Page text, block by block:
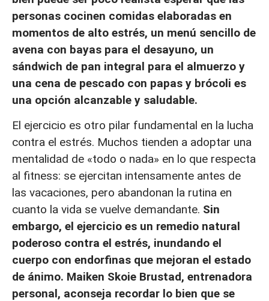
personas cocinen comidas elaboradas en
momentos de alto estrés, un menú sencillo de
avena con bayas para el desayuno, un
sándwich de pan integral para el almuerzo y
una cena de pescado con papas y brócoli es
una opción alcanzable y saludable.
El ejercicio es otro pilar fundamental en la lucha
contra el estrés. Muchos tienden a adoptar una
mentalidad de «todo o nada» en lo que respecta
al fitness: se ejercitan intensamente antes de
las vacaciones, pero abandonan la rutina en
cuanto la vida se vuelve demandante. Sin
embargo, el ejercicio es un remedio natural
poderoso contra el estrés, inundando el
cuerpo con endorfinas que mejoran el estado
de ánimo. Maiken Skoie Brustad, entrenadora
personal, aconseja recordar lo bien que se